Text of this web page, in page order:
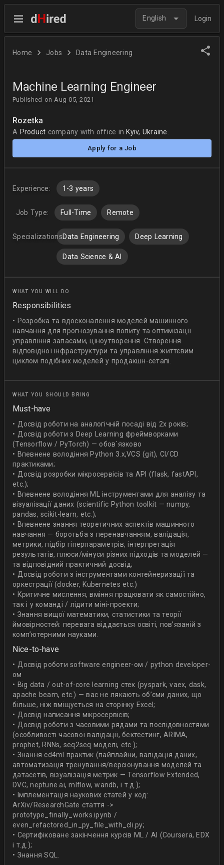
English Login
Home Jobs Data Engineering
Machine Learning Engineer
Published on Aug 05, 2021
Rozetka
A Product company with office in Kyiv, Ukraine.
Apply for a Job
Experience: 1-3 years
Job Type: Full-Time Remote
Specializations:Data Engineering Deep Learning
Data Science & AI
WHAT YOU WILL DO
Responsibilities
• Розробка та вдосконалення моделей машинного
навчання для прогнозування попиту та оптимізації
управління запасами, ціноутворення. Створення
відповідної інфраструктури та управління життєвим
циклом подібних моделей у продакшн-сетапі.
WHAT YOU SHOULD BRING
Must-have
• Досвід роботи на аналогічній посаді від 2х років;
• Досвід роботи з Deep Learning фреймворками
(Tensorflow / PyTorch) — обов`язково
• Впевнене володіння Python 3.х,VCS (git), CI/CD
практиками;
• Досвід розробки мікросервісів та API (flask, fastAPI,
etc.);
• Впевнене володіння ML інструментами для аналізу та
візуалізації даних (scientific Python toolkit — numpy,
pandas, scikit-learn, etc.);
• Впевнене знання теоретичних аспектів машинного
навчання — боротьба з перенавчанням, валідація,
метрики, підбір гіперпараметрів, інтерпретація
результатів, плюси/мінуси різних підходів та моделей —
та відповідний практичний досвід;
• Досвід роботи з інструментами контейнеризації та
оркестрації (docker, Kubernetes etc.)
• Критичне мислення, вміння працювати як самостійно,
так і у команді / лідити міні-проекти;
• Знання вищої математики, статистики та теорії
ймовірностей: перевага віддається освіті, пов’язаній з
комп’ютерними науками.
Nice-to-have
• Досвід роботи software engineer-ом / python developer-
ом
• Вig data / out-of-core learning стек (pyspark, vaex, dask,
apache beam, etc.) — вас не лякають об’єми даних, що
більше, ніж вміщується на сторінку Excel;
• Досвід написання мікросервісів;
• Досвід роботи з часовими рядами та послідовностями
(особливості часової валідації, бектестинг, ARIMA,
prophet, RNNs, seq2seq моделі, etc.);
• Знання сd4ml практик (пайплайни, валідація даних,
автоматизація тренування/версіонування моделей та
датасетів, візуалізація метрик — Tensorflow Extended,
DVC, neptune.ai, mlflow, wandb, і т.д.);
• Імплементація наукових статей у код:
ArXiv/ResearchGate стаття ->
prototype_finally_works.ipynb /
even_refactored_in_py_file_with_cli.py;
• Сертифіковане закінчення курсів ML / AI (Coursera, EDX
і т.д.);
• Знання SQL.